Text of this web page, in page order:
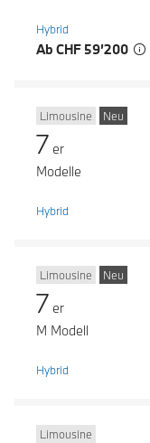
Hybrid
Ab CHF 59’200
Limousine Neu
7 er
Modelle
Hybrid
Limousine Neu
7 er
M Modell
Hybrid
Limousine